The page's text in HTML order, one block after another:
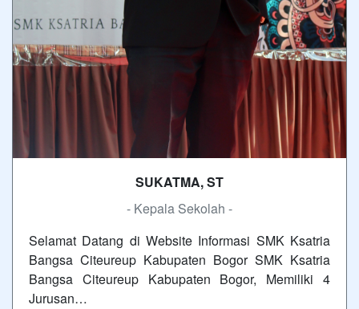
SUKATMA, ST
- Kepala Sekolah -
Selamat Datang di Website Informasi SMK Ksatria
Bangsa Citeureup Kabupaten Bogor SMK Ksatria
Bangsa Citeureup Kabupaten Bogor, Memiliki 4
Jurusan…